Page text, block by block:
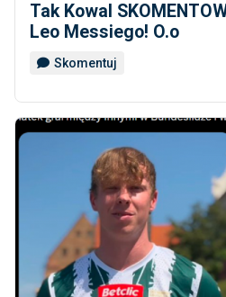
Tak Kowal
Leo Messiego! O.o
Skomentuj